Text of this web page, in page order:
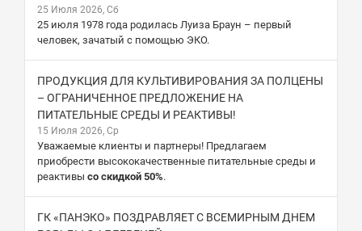
25 Июля 2026, Сб
25 июля 1978 года родилась Луиза Браун – первый
человек, зачатый с помощью ЭКО.
ПРОДУКЦИЯ ДЛЯ КУЛЬТИВИРОВАНИЯ ЗА ПОЛЦЕНЫ
– ОГРАНИЧЕННОЕ ПРЕДЛОЖЕНИЕ НА
ПИТАТЕЛЬНЫЕ СРЕДЫ И РЕАКТИВЫ!
15 Июля 2026, Ср
Уважаемые клиенты и партнеры! Предлагаем
приобрести высококачественные питательные среды и
реактивы со скидкой 50%.
ГК «ПАНЭКО» ПОЗДРАВЛЯЕТ С ВСЕМИРНЫМ ДНЕМ